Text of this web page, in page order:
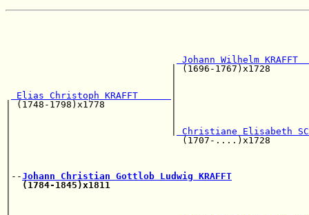
Johann Wilhelm
| (1696-
Elias Christoph KRAFFT
| (1748-1798)x1778            |
Christiane Elisabeth
|
|--Johann Christian Gottlob Ludwig KRAFFT
(1784-1845)x1811